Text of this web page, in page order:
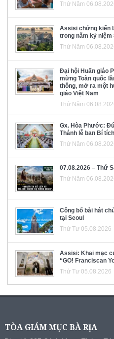
Thứ Năm
Assisi chứng kiến
trong năm kỷ niệm
Thứ Năm
Đại hội Huấn giáo
mừng Toàn quốc
thông, mở ra một
giáo Việt Nam
Thứ Năm
Gx. Hòa Phước:
Thánh lễ ban Bí
Thứ Năm
07.08.2026 – Thứ
Thứ Năm
Công bố bài hát
tại Seoul
Thứ Tư 05.08.2026
Assisi: Khai mạc
“GO! Franciscan
Thứ Tư 05.08.2026
TÒA GIÁM MỤC BÀ RỊA